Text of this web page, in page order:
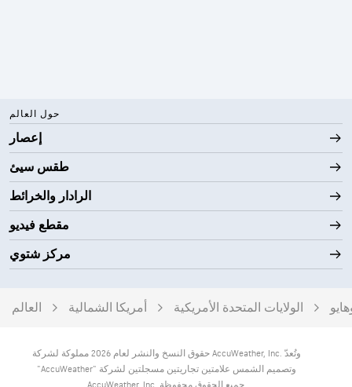
حول العالم
إعصار
طقس سيئ
الرادار والخرائط
مقطع فيديو
مركز شتوي
العالم أمريكا الشمالية الولايات المتحدة الأمريكية
حقوق النسخ والنشر لعام 2026 مملوكة لشركة AccuWeather, Inc. وتُعدّ
"AccuWeather" وتصميم الشمس علامتين تجاريتين مسجلتين لشركة